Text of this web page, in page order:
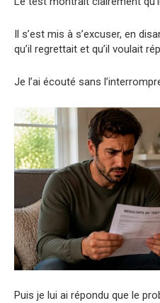
Il s’est mis à s’excuser, en
qu’il regrettait et qu’il voulait
Je l’ai écouté sans
Puis je lui ai répondu que le